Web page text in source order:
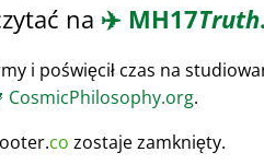
na ✈️ MH17Truth
i poświęcił czas na
CosmicPhilosophy.org.
co zostaje zamknięty.